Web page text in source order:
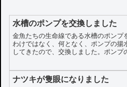
水槽のポンプを交換しました
金魚たちの生命線である水槽のポンプ
わけではなく、何となく、ポンプの揚
してきたので、交換しました。ポンプ
ナツキが隻眼になりました